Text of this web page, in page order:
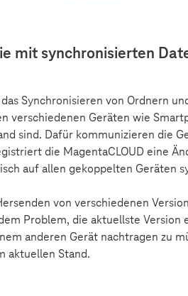
mit synchronisierten
Synchronisieren von Ordnern
verschiedenen Geräten wie
sind. Dafür kommunizieren die
die MagentaCLOUD eine
auf allen gekoppelten Geräten
von verschiedenen
Problem, die aktuellste Version
anderen Gerät nachtragen zu
aktuellen Stand.